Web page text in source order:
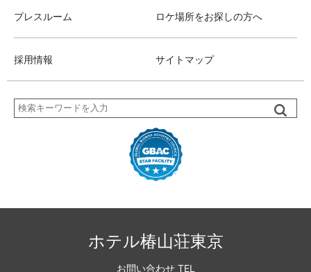
プレスルーム ロケ場所をお探しの方へ
採用情報 サイトマップ
ホテル椿山荘東京
お問い合わせ TEL